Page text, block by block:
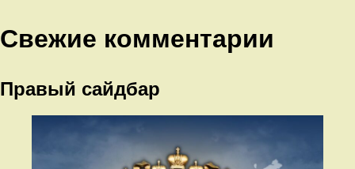
Свежие комментарии
Правый сайдбар